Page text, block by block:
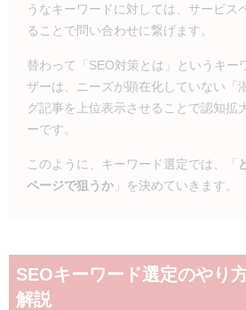
うなキーワードに対しては、サービス
ることで問い合わせに繋げます。
替わって「SEO対策とは」というキー
ザーは、ニーズが顕在化していない「
グ記事を上位表示させることで認知拡
ーです。
このように、キーワード選定では、「
ページで狙うか」を決めていきます。
SEOキーワード選定のやり
解説